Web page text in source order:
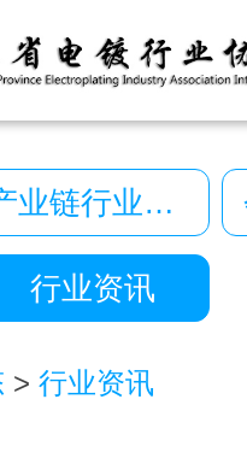
产业链行业动态
行业资讯
> 行业资讯
镀行业协会. All
10222390号
一键导航
Reserved 广东省电